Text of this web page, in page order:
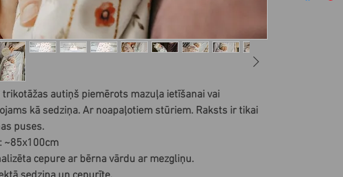
trikotāžas autiņš piemērots mazuļa ietīšanai vai
kā sedziņa. Ar noapaļotiem stūriem. Raksts ir tikai
puses.
~85x100cm
cepure ar bērna vārdu ar mezgliņu.